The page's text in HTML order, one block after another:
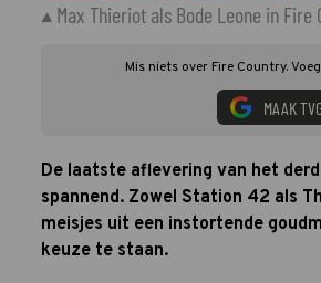
Max Thieriot als Bode Leone in Fire
Mis niets over Fire Country.
MAAK
De laatste aflevering van het
spannend. Zowel Station 42 als
meisjes uit een instortende
keuze te staan.